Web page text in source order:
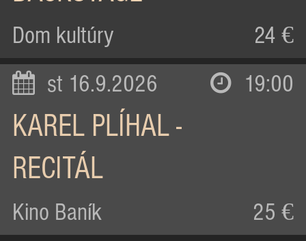
Dom kultúry 24 €
st 16.9.2026 19:00
KAREL PLÍHAL -
RECITÁL
Kino Baník 25 €